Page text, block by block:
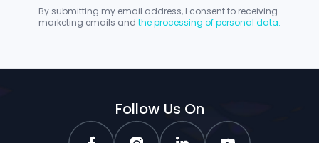
By submitting my email address, I consent to receiving
marketing emails and the processing of personal data.
Follow Us On